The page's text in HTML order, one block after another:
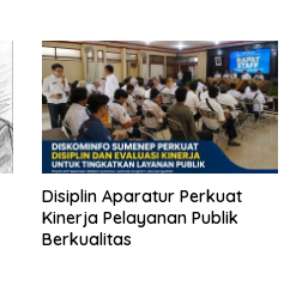
Disiplin Aparatur Perkuat
Kinerja Pelayanan Publik
Berkualitas